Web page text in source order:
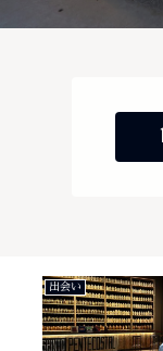
出会い